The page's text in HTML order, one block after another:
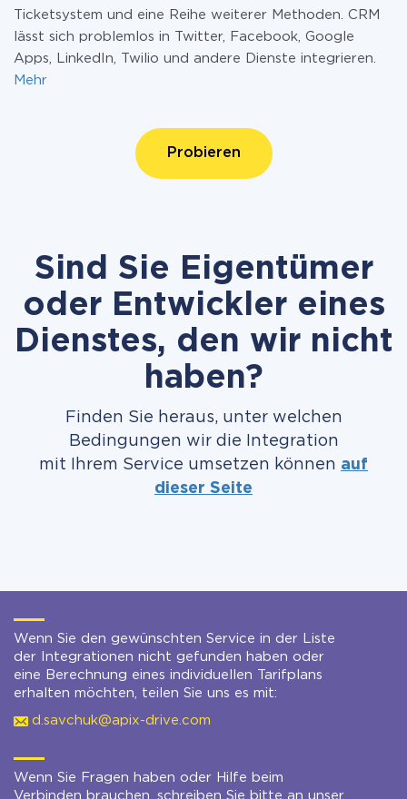
Ticketsystem und eine Reihe weiterer Methoden. CRM
lässt sich problemlos in Twitter, Facebook, Google
Apps, LinkedIn, Twilio und andere Dienste integrieren.
Mehr
Probieren
Sind Sie Eigentümer
oder Entwickler eines
Dienstes, den wir nicht
haben?
Finden Sie heraus, unter welchen
Bedingungen wir die Integration
mit Ihrem Service umsetzen können auf
dieser Seite
Wenn Sie den gewünschten Service in der Liste
der Integrationen nicht gefunden haben oder
eine Berechnung eines individuellen Tarifplans
erhalten möchten, teilen Sie uns es mit:
d.savchuk@apix-drive.com
Wenn Sie Fragen haben oder Hilfe beim
Verbinden brauchen, schreiben Sie bitte an unser